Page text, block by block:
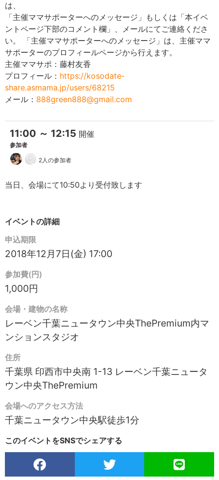
は、
「主催ママサポーターへのメッセージ」もしくは「本イベ
ントページ下部のコメント欄」、メールにてご連絡くださ
い。 「主催ママサポーターへのメッセージ」は、主催ママ
サポーターのプロフィールページから行えます。
主催ママサポ：藤村友香
プロフィール： https://kosodate-
share.asmama.jp/users/68215
メール： 888green888@gmail.com
11:00 ～ 12:15 開催
参加者
2人の参加者
当日、会場にて10:50より受付致します
イベントの詳細
申込期限
2018年12月7日(金) 17:00
参加費(円)
1,000円
会場・建物の名称
レーベン千葉ニュータウン中央ThePremium内マ
ンションスタジオ
住所
千葉県 印西市中央南 1-13 レーベン千葉ニュータ
ウン中央ThePremium
会場へのアクセス方法
千葉ニュータウン中央駅徒歩1分
このイベントをSNSでシェアする